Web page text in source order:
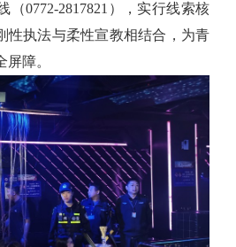
（0772-2817821），实行线索核
性执法与柔性宣教相结合，为青
障。